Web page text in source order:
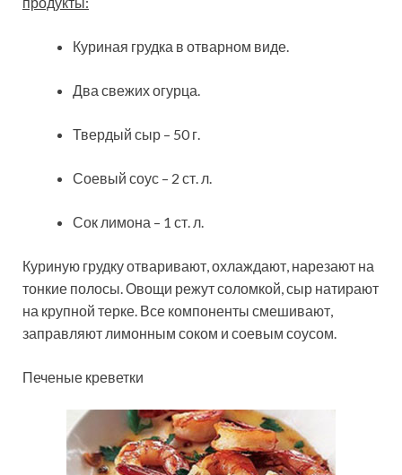
Куриная грудка в отварном виде.
Два свежих огурца.
Твердый сыр – 50 г.
Соевый соус – 2 ст. л.
Сок лимона – 1 ст. л.
Куриную грудку отваривают, охлаждают, нарезают на
тонкие полосы. Овощи режут соломкой, сыр натирают
на крупной терке. Все компоненты смешивают,
заправляют лимонным соком и соевым соусом.
Печеные креветки